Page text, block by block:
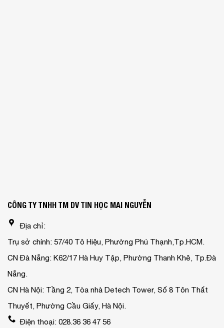
CÔNG TY TNHH TM DV TIN HỌC MAI NGUYỄN
Địa chỉ:
Trụ sở chính: 57/40 Tô Hiệu, Phường Phú Thạnh,Tp.HCM.
CN Đà Nẵng: K62/17 Hà Huy Tập, Phường Thanh Khê, Tp.Đà
Nẵng.
CN Hà Nội: Tầng 2, Tòa nhà Detech Tower, Số 8 Tôn Thất
Thuyết, Phường Cầu Giấy, Hà Nội.
Điện thoại: 028.36 36 47 56